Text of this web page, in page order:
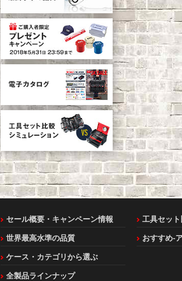
セール概要・キャンペーン情報
世界最高水準の品質
ケース・カテゴリから選ぶ
全製品ラインナップ
工具セッ
おすすめ-